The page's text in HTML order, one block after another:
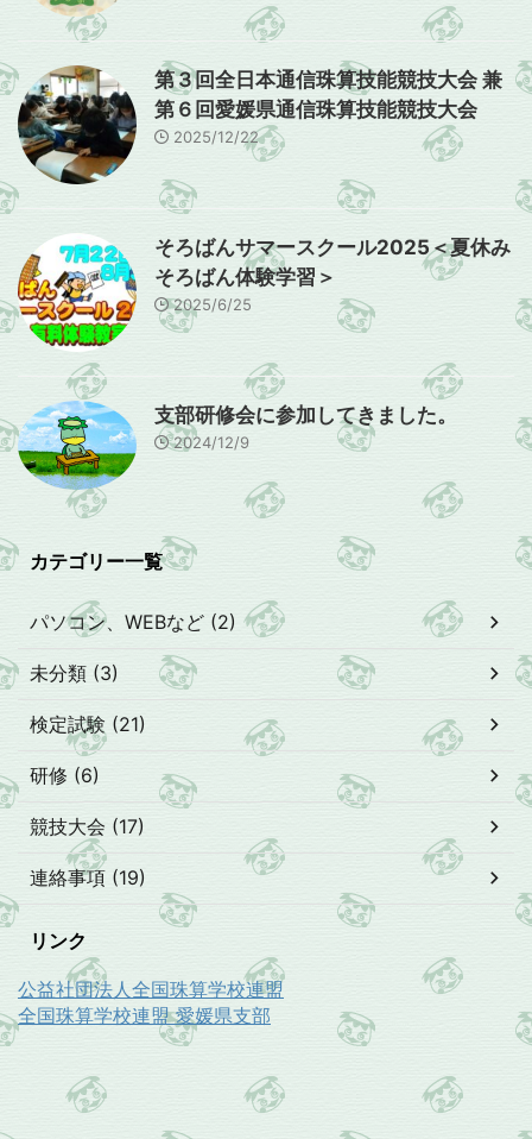
第３回全日本通信珠算技能競技大会 兼
第６回愛媛県通信珠算技能競技大会
2025/12/22
そろばんサマースクール2025＜夏休み
そろばん体験学習＞
2025/6/25
支部研修会に参加してきました。
2024/12/9
カテゴリー一覧
パソコン、WEBなど (2)
未分類 (3)
検定試験 (21)
研修 (6)
競技大会 (17)
連絡事項 (19)
リンク
公益社団法人全国珠算学校連盟
全国珠算学校連盟 愛媛県支部